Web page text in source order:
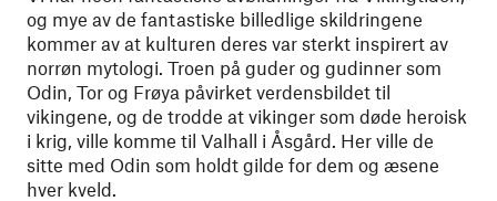
og mye av de fantastiske billedlige skildringene
kommer av at kulturen deres var sterkt inspirert av
norrøn mytologi. Troen på guder og gudinner som
Odin, Tor og Frøya påvirket verdensbildet til
vikingene, og de trodde at vikinger som døde heroisk
i krig, ville komme til Valhall i Åsgård. Her ville de
sitte med Odin som holdt gilde for dem og æsene
hver kveld.